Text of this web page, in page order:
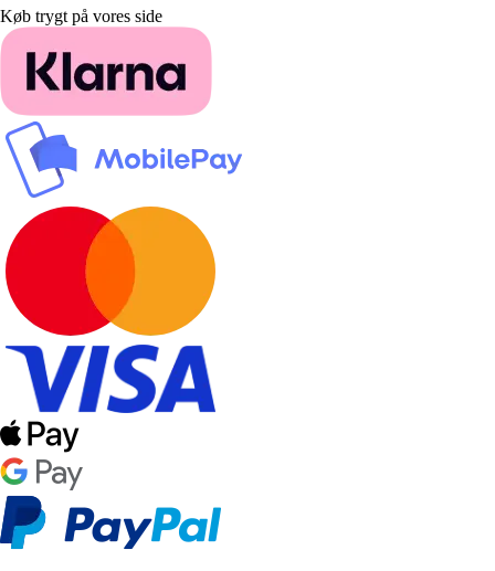
Køb trygt på vores side